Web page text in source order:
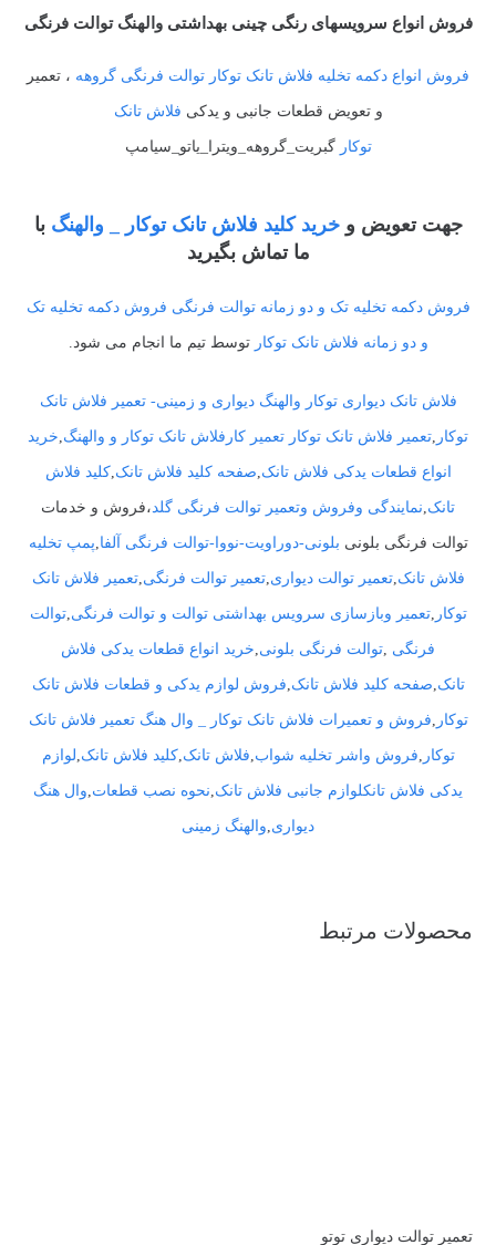
فروش انواع سرویسهای رنگی چینی بهداشتی والهنگ توالت فرنگی
فروش انواع دکمه تخلیه فلاش تانک توکار توالت فرنگی گروهه ، تعمیر
و تعویض قطعات جانبی و یدکی فلاش تانک
توکار گبریت_گروهه_ویترا_یاتو_سیامپ
جهت تعویض وخرید کلید فلاش تانک توکار _ والهنگ با
ما تماش بگیرید
فروش دکمه تخلیه تک و دو زمانه توالت فرنگی فروش دکمه تخلیه تک
و دو زمانه فلاش تانک توکار توسط تیم ما انجام می شود.
فلاش تانک دیواری توکار والهنگ دیواری و زمینی- تعمیر فلاش تانک
توکار ,تعمیر فلاش تانک توکار تعمیر کارفلاش تانک توکار و والهنگ,خرید
انواع قطعات یدکی فلاش تانک,صفحه کلید فلاش تانک,کلید فلاش
تانک,نمایندگی وفروش وتعمیر توالت فرنگی گلد،فروش و خدمات
توالت فرنگی بلونی بلونی-دوراویت-نووا-توالت فرنگی آلفا,پمپ تخلیه
فلاش تانک,تعمیر توالت دیواری,تعمیر توالت فرنگی,تعمیر فلاش تانک
توکار ,تعمیر وبازسازی سرویس بهداشتی توالت و توالت فرنگی,توالت
فرنگی ,توالت فرنگی بلونی,خرید انواع قطعات یدکی فلاش
تانک,صفحه کلید فلاش تانک,فروش لوازم یدکی و قطعات فلاش تانک
توکار ,فروش و تعمیرات فلاش تانک توکار _ وال هنگ تعمیر فلاش تانک
توکار ,فروش واشر تخلیه شواب,فلاش تانک,کلید فلاش تانک,لوازم
یدکی فلاش تانکلوازم جانبی فلاش تانک,نحوه نصب قطعات,وال هنگ
دیواری,والهنگ زمینی
محصولات مرتبط
تعمیر توالت دیواری توتو